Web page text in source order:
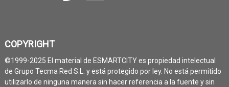
COPYRIGHT
©1999-2025 El material de ESMARTCITY es propiedad intelectual
de Grupo Tecma Red S.L. y está protegido por ley. No está permitido
utilizarlo de ninguna manera sin hacer referencia a la fuente y sin